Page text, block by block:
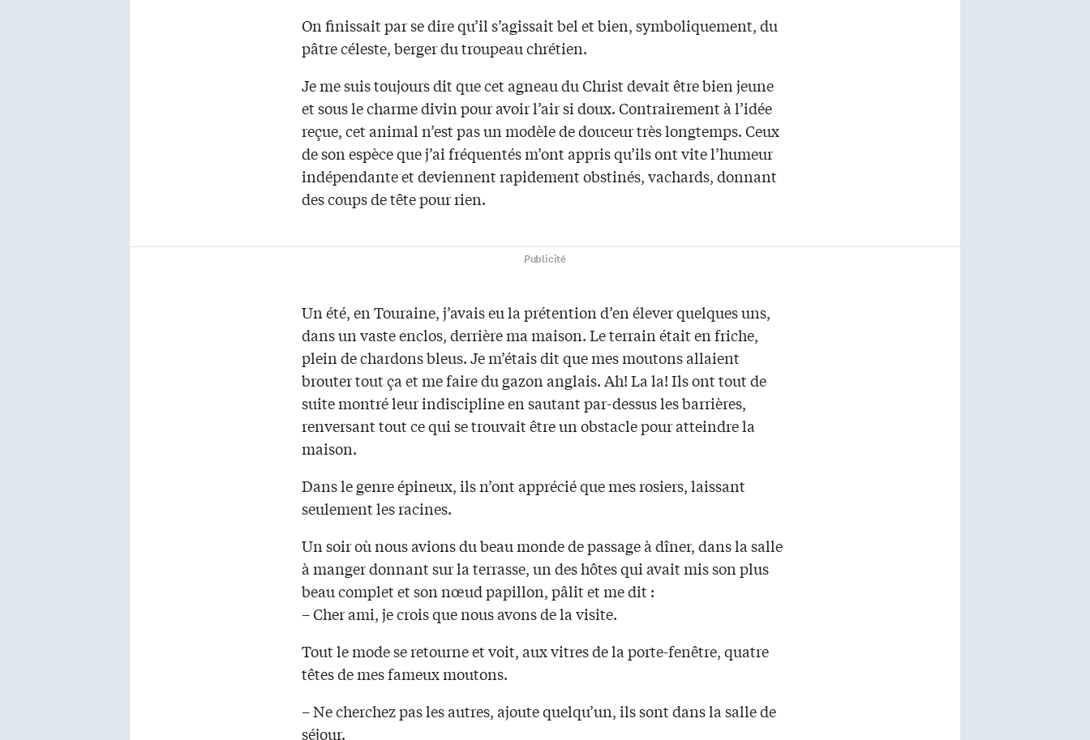
On finissait par se dire qu’il s’agissait bel et bien, symboliquement, du
pâtre céleste, berger du troupeau chrétien.
Je me suis toujours dit que cet agneau du Christ devait être bien jeune
et sous le charme divin pour avoir l’air si doux. Contrairement à l’idée
reçue, cet animal n’est pas un modèle de douceur très longtemps. Ceux
de son espèce que j’ai fréquentés m’ont appris qu’ils ont vite l’humeur
indépendante et deviennent rapidement obstinés, vachards, donnant
des coups de tête pour rien.
Publicité
Un été, en Touraine, j’avais eu la prétention d’en élever quelques uns,
dans un vaste enclos, derrière ma maison. Le terrain était en friche,
plein de chardons bleus. Je m’étais dit que mes moutons allaient
brouter tout ça et me faire du gazon anglais. Ah! La la! Ils ont tout de
suite montré leur indiscipline en sautant par-dessus les barrières,
renversant tout ce qui se trouvait être un obstacle pour atteindre la
maison.
Dans le genre épineux, ils n’ont apprécié que mes rosiers, laissant
seulement les racines.
Un soir où nous avions du beau monde de passage à dîner, dans la salle
à manger donnant sur la terrasse, un des hôtes qui avait mis son plus
beau complet et son nœud papillon, pâlit et me dit :
– Cher ami, je crois que nous avons de la visite.
Tout le mode se retourne et voit, aux vitres de la porte-fenêtre, quatre
têtes de mes fameux moutons.
– Ne cherchez pas les autres, ajoute quelqu’un, ils sont dans la salle de
séjour.